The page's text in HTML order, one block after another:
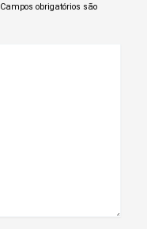
Campos obrigatórios são